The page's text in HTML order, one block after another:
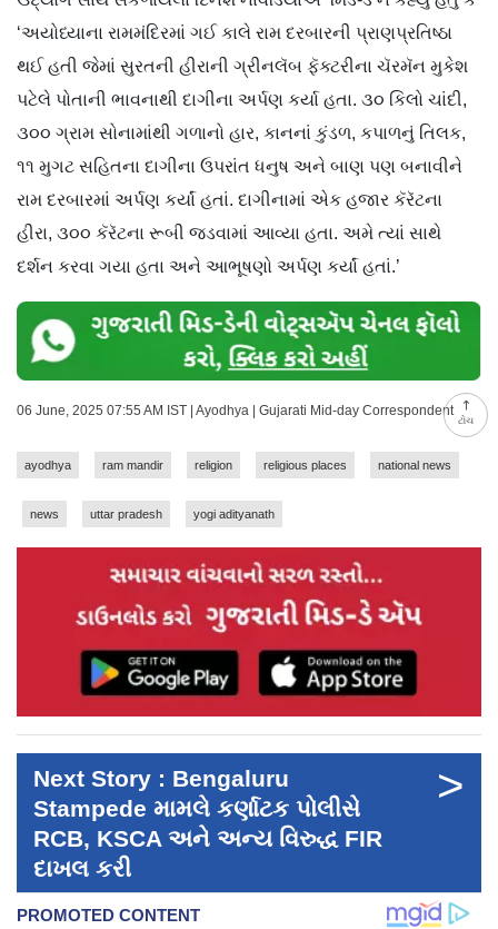
ટોચ
‘અયોધ્યાના રામમંદિરમાં ગઈ કાલે રામ દરબારની પ્રાણપ્રતિષ્ઠા
થઈ હતી જેમાં સુરતની હીરાની ગ્રીનલૅબ ફૅક્ટરીના ચૅરમૅન મુકેશ
પટેલે પોતાની ભાવનાથી દાગીના અર્પણ કર્યા હતા. ૩૦ કિલો ચાંદી,
૩૦૦ ગ્રામ સોનામાંથી ગળાનો હાર, કાનનાં કુંડળ, કપાળનું તિલક,
૧૧ મુગટ સહિતના દાગીના ઉપરાંત ધનુષ અને બાણ પણ બનાવીને
રામ દરબારમાં અર્પણ કર્યાં હતાં. દાગીનામાં એક હજાર કૅરૅટના
હીરા, ૩૦૦ કૅરૅટના રૂબી જડવામાં આવ્યા હતા. અમે ત્યાં સાથે
દર્શન કરવા ગયા હતા અને આભૂષણો અર્પણ કર્યાં હતાં.’
06 June, 2025 07:55 AM IST | Ayodhya | Gujarati Mid-day Correspondent
ayodhya ram mandir religion religious places national news
news uttar pradesh yogi adityanath
Next Story : Bengaluru
Stampede મામલે કર્ણાટક પોલીસે
RCB, KSCA અને અન્ય વિરુદ્ધ FIR
દાખલ કરી
>